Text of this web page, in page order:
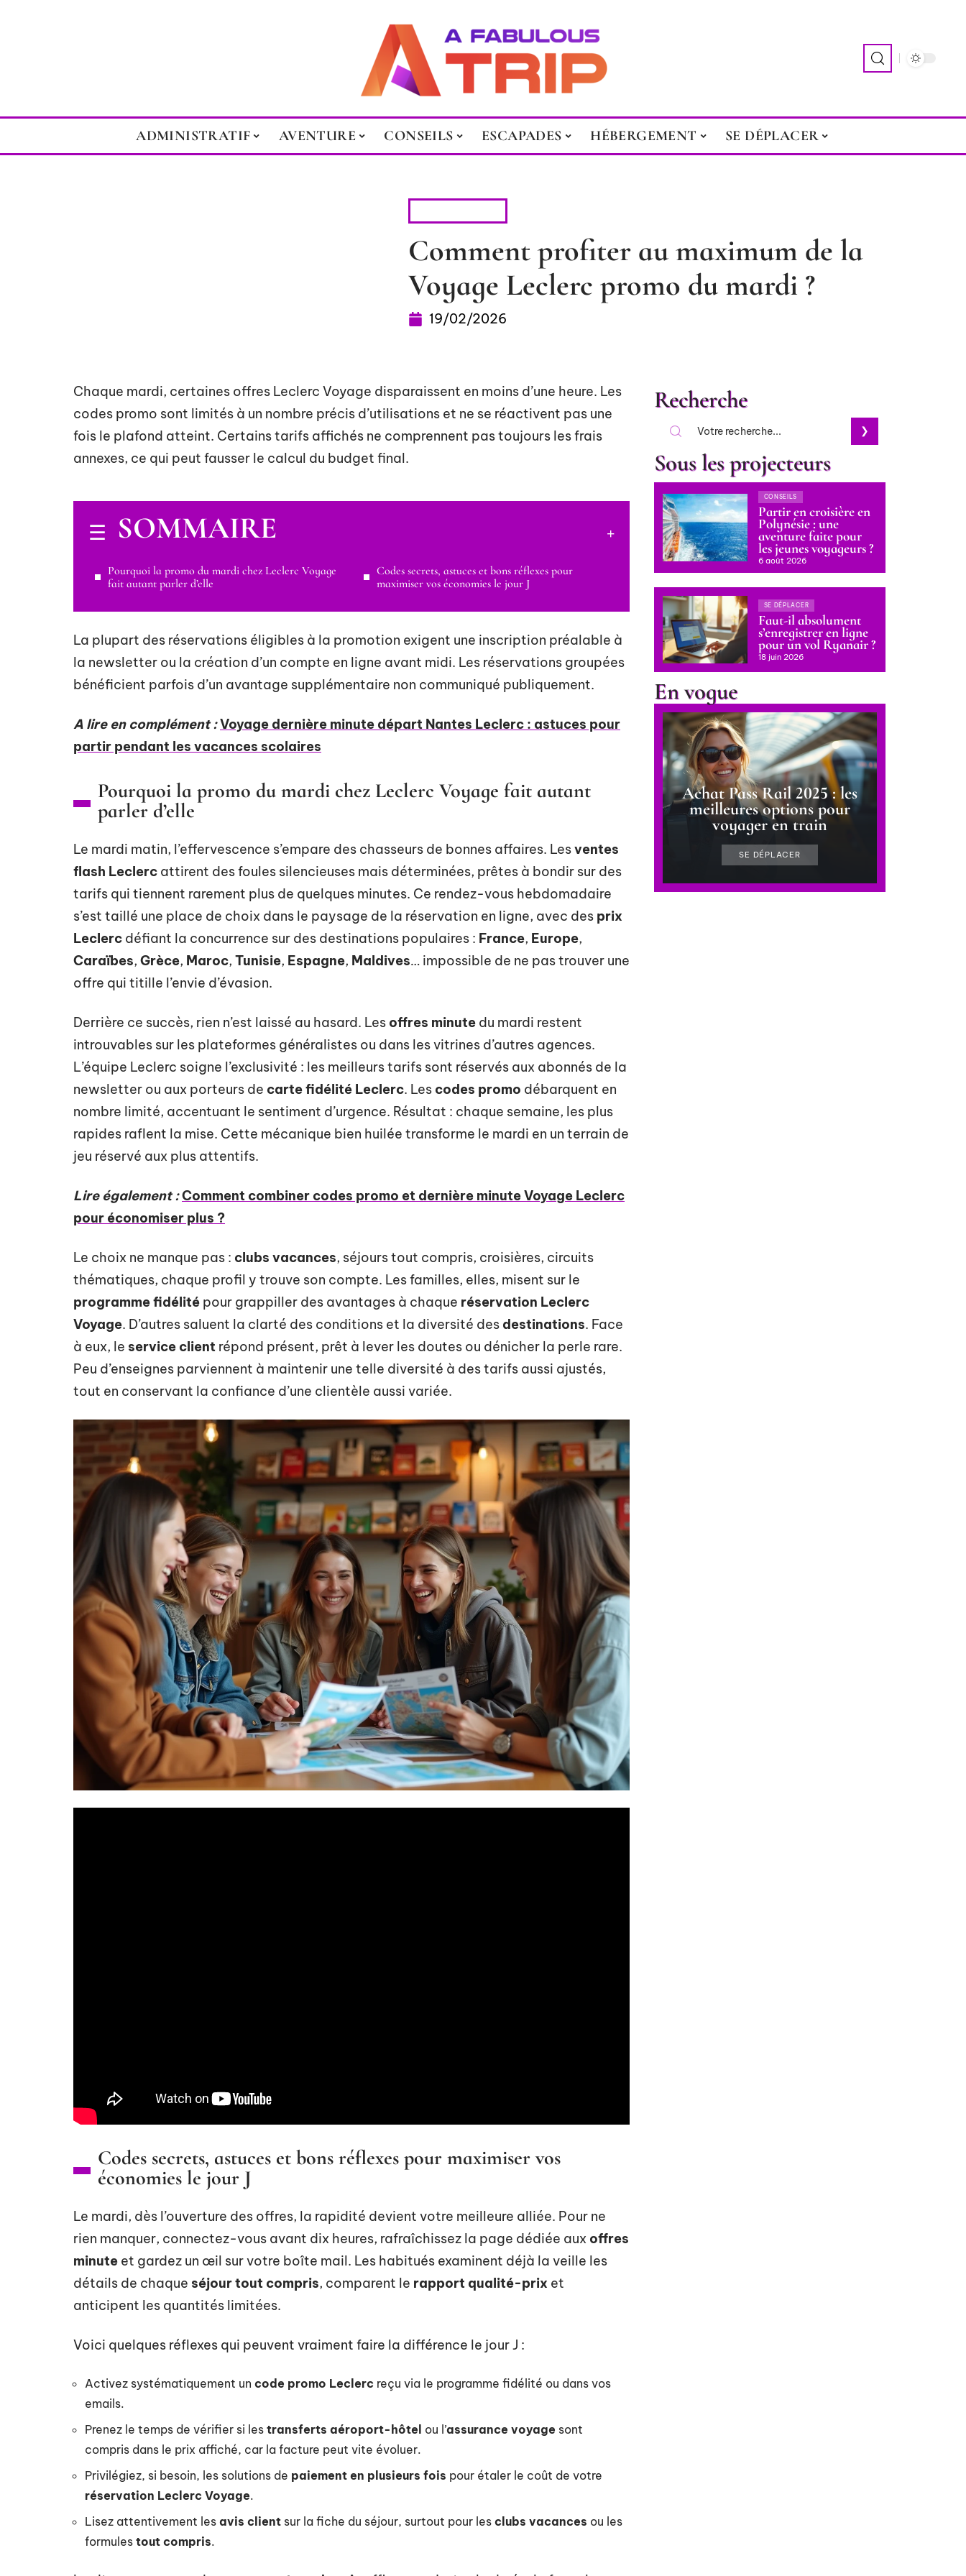
ADMINISTRATIF AVENTURE CONSEILS ESCAPADES HÉBERGEMENT SE DÉPLACER
Comment profiter au maximum de la
Voyage Leclerc promo du mardi ?
19/02/2026
Chaque mardi, certaines offres Leclerc Voyage disparaissent en moins d’une heure. Les
codes promo sont limités à un nombre précis d’utilisations et ne se réactivent pas une
fois le plafond atteint. Certains tarifs affichés ne comprennent pas toujours les frais
annexes, ce qui peut fausser le calcul du budget final.
SOMMAIRE
Pourquoi la promo du mardi chez Leclerc Voyage
fait autant parler d’elle
Codes secrets, astuces et bons réflexes pour
maximiser vos économies le jour J
La plupart des réservations éligibles à la promotion exigent une inscription préalable à
la newsletter ou la création d’un compte en ligne avant midi. Les réservations groupées
bénéficient parfois d’un avantage supplémentaire non communiqué publiquement.
A lire en complément :Voyage dernière minute départ Nantes Leclerc : astuces pour
partir pendant les vacances scolaires
Pourquoi la promo du mardi chez Leclerc Voyage fait autant
parler d’elle
Le mardi matin, l’effervescence s’empare des chasseurs de bonnes affaires. Lesventes
flash Leclerc attirent des foules silencieuses mais déterminées, prêtes à bondir sur des
tarifs qui tiennent rarement plus de quelques minutes. Ce rendez-vous hebdomadaire
s’est taillé une place de choix dans le paysage de la réservation en ligne, avec des prix
Leclerc défiant la concurrence sur des destinations populaires : France, Europe,
Caraïbes, Grèce, Maroc, Tunisie, Espagne, Maldives… impossible de ne pas trouver une
offre qui titille l’envie d’évasion.
Derrière ce succès, rien n’est laissé au hasard. Les offres minute du mardi restent
introuvables sur les plateformes généralistes ou dans les vitrines d’autres agences.
L’équipe Leclerc soigne l’exclusivité : les meilleurs tarifs sont réservés aux abonnés de la
newsletter ou aux porteurs de carte fidélité Leclerc. Les codes promo débarquent en
nombre limité, accentuant le sentiment d’urgence. Résultat : chaque semaine, les plus
rapides raflent la mise. Cette mécanique bien huilée transforme le mardi en un terrain de
jeu réservé aux plus attentifs.
Lire également :Comment combiner codes promo et dernière minute Voyage Leclerc
pour économiser plus ?
Le choix ne manque pas : clubs vacances, séjours tout compris, croisières, circuits
thématiques, chaque profil y trouve son compte. Les familles, elles, misent sur le
programme fidélité pour grappiller des avantages à chaque réservation Leclerc
Voyage. D’autres saluent la clarté des conditions et la diversité des destinations. Face
à eux, le service client répond présent, prêt à lever les doutes ou dénicher la perle rare.
Peu d’enseignes parviennent à maintenir une telle diversité à des tarifs aussi ajustés,
tout en conservant la confiance d’une clientèle aussi variée.
Codes secrets, astuces et bons réflexes pour maximiser vos
économies le jour J
Le mardi, dès l’ouverture des offres, la rapidité devient votre meilleure alliée. Pour ne
rien manquer, connectez-vous avant dix heures, rafraîchissez la page dédiée aux offres
minute et gardez un œil sur votre boîte mail. Les habitués examinent déjà la veille les
détails de chaque séjour tout compris, comparent le rapport qualité-prix et
anticipent les quantités limitées.
Voici quelques réflexes qui peuvent vraiment faire la différence le jour J :
Activez systématiquement un code promo Leclerc reçu via le programme fidélité ou dans vos
emails.
Prenez le temps de vérifier si les transferts aéroport-hôtel ou l’assurance voyage sont
compris dans le prix affiché, car la facture peut vite évoluer.
Privilégiez, si besoin, les solutions de paiement en plusieurs fois pour étaler le coût de votre
réservation Leclerc Voyage.
Lisez attentivement les avis client sur la fiche du séjour, surtout pour les clubs vacances ou les
formules tout compris.
Recherche
Sous les projecteurs
CONSEILS
Partir en croisière en
Polynésie : une
aventure faite pour
les jeunes voyageurs ?
6 août 2026
SE DÉPLACER
Faut-il absolument
s’enregistrer en ligne
pour un vol Ryanair ?
18 juin 2026
En vogue
Achat Pass Rail 2025 : les
meilleures options pour
voyager en train
SE DÉPLACER